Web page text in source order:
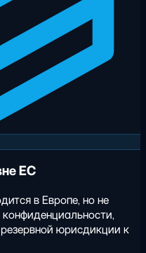
ЕС
в Европе, но не
юрисдикции к